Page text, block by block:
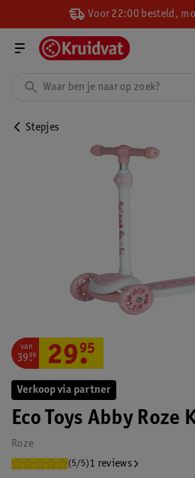
Voor 22:00 besteld,
Stepjes
Verkoop via partner
Eco Toys Abby Roze
Roze
(5/5)1 reviews
van
39.
99 29.
95